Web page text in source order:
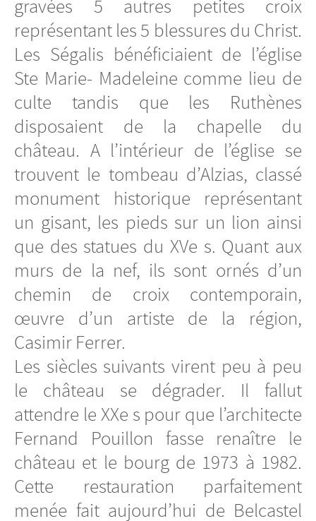
gravées 5 autres petites croix
représentant les 5 blessures du Christ.
Les Ségalis bénéficiaient de l’église
Ste Marie- Madeleine comme lieu de
culte tandis que les Ruthènes
disposaient de la chapelle du
château. A l’intérieur de l’église se
trouvent le tombeau d’Alzias, classé
monument historique représentant
un gisant, les pieds sur un lion ainsi
que des statues du XVe s. Quant aux
murs de la nef, ils sont ornés d’un
chemin de croix contemporain,
œuvre d’un artiste de la région,
Casimir Ferrer.
Les siècles suivants virent peu à peu
le château se dégrader. Il fallut
attendre le XXe s pour que l’architecte
Fernand Pouillon fasse renaître le
château et le bourg de 1973 à 1982.
Cette restauration parfaitement
menée fait aujourd’hui de Belcastel